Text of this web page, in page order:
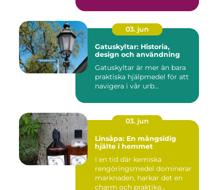
03. jun
Gatuskyltar: Historia,
design och användning
Gatuskyltar är mer än bara
praktiska hjälpmedel för att
navigera i vår urb...
03. jun
Linsåpa: En mångsidig
hjälte i hemmet
I en tid där kemiska
rengöringsmedel dominerar
marknaden, harkar det en
charm och praktika...